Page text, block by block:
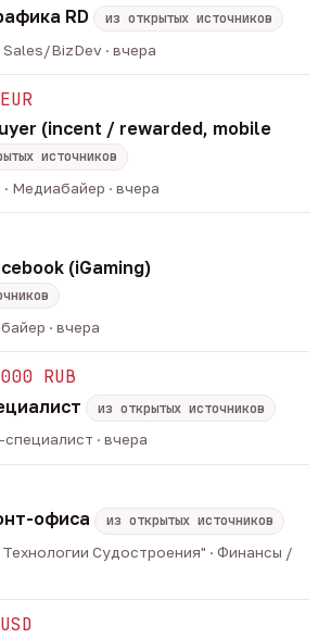
RD
из открытых источников
BizDev · вчера
(incent / rewarded, mobile
источников
Медиабайер · вчера
(iGaming)
· вчера
RUB
из открытых источников
· вчера
офиса
из открытых источников
Судостроения" · Финансы /